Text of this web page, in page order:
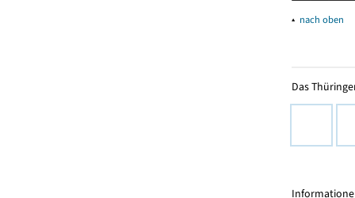
▴ nach oben
Das